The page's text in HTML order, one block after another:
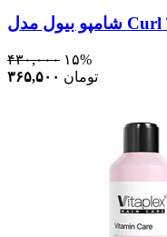
۴۳۰,۰۰۰ ۱۵%
۳۶۵,۵۰۰ تومان